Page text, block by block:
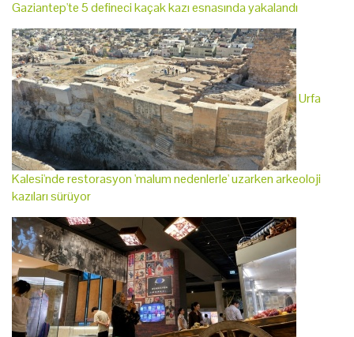
Gaziantep'te 5 defineci kaçak kazı esnasında yakalandı
Urfa
Kalesi'nde restorasyon 'malum nedenlerle' uzarken arkeoloji
kazıları sürüyor